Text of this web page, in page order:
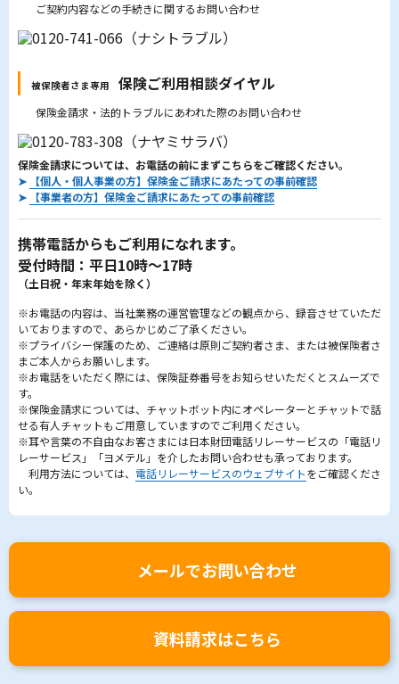
ご契約内容などの手続きに関するお問い合わせ
被保険者さま専用 保険ご利用相談ダイヤル
保険金請求・法的トラブルにあわれた際のお問い合わせ
保険金請求については、お電話の前にまずこちらをご確認ください。
➤
【個人・個人事業の方】保険金ご請求にあたっての事前確認
➤
【事業者の方】保険金ご請求にあたっての事前確認
携帯電話からもご利用になれます。
受付時間：平日10時～17時
（土日祝・年末年始を除く）
※お電話の内容は、当社業務の運営管理などの観点から、録音させていただ
いておりますので、あらかじめご了承ください。
※プライバシー保護のため、ご連絡は原則ご契約者さま、または被保険者さ
まご本人からお願いします。
※お電話をいただく際には、保険証券番号をお知らせいただくとスムーズで
す。
※保険金請求については、チャットボット内にオペレーターとチャットで話
せる有人チャットもご用意していますのでご利用ください。
※耳や言葉の不自由なお客さまには日本財団電話リレーサービスの「電話リ
レーサービス」「ヨメテル」を介したお問い合わせも承っております。
利用方法については、 電話リレーサービスのウェブサイトをご確認くださ
い。
メールでお問い合わせ
資料請求はこちら